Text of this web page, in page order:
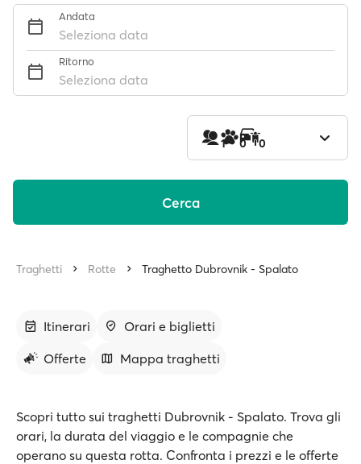
Andata
Seleziona data
Ritorno
Seleziona data
1 0 0
Cerca
Traghetti Rotte Traghetto Dubrovnik - Spalato
Itinerari
Orari e biglietti
Offerte
Mappa traghetti
Scopri tutto sui traghetti Dubrovnik - Spalato. Trova gli
orari, la durata del viaggio e le compagnie che
operano su questa rotta. Confronta i prezzi e le offerte